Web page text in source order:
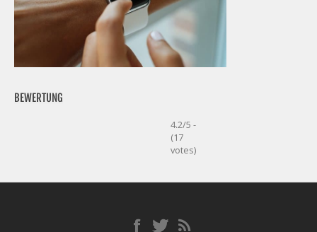
BEWERTUNG
4.2/5 -
(17
votes)